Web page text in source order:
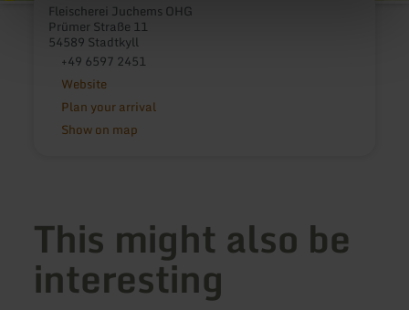
Fleischerei Juchems OHG
Prümer Straße 11
54589 Stadtkyll
+49 6597 2451
Website
Plan your arrival
Show on map
This might also be
interesting